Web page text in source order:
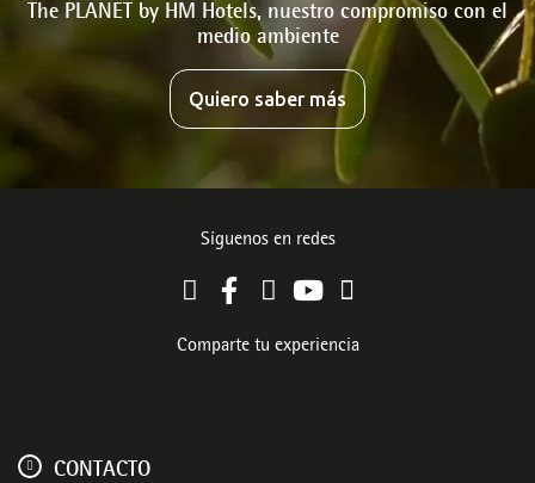
The PLANET by HM Hotels, nuestro compromiso con el
medio ambiente
Quiero saber más
Síguenos en redes
Comparte tu experiencia
CONTACTO